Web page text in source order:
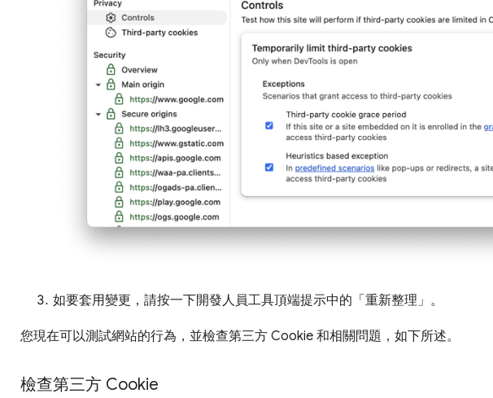
如要套用變更，請按一下開發人員工具頂端提示中的「重新整理」 。
您現在可以測試網站的行為，並檢查第三方 Cookie 和相關問題，如下所述。
檢查第三方 Cookie